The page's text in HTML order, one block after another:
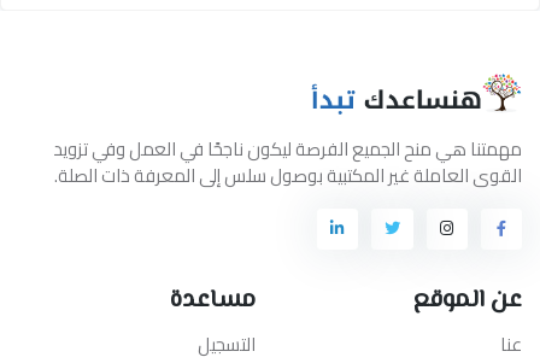
مهمتنا هي منح الجميع الفرصة ليكون ناجحًا في العمل وفي تزويد
القوى العاملة غير المكتبية بوصول سلس إلى المعرفة ذات الصلة.
عن الموقع
عنا
مساعدة
التسجيل